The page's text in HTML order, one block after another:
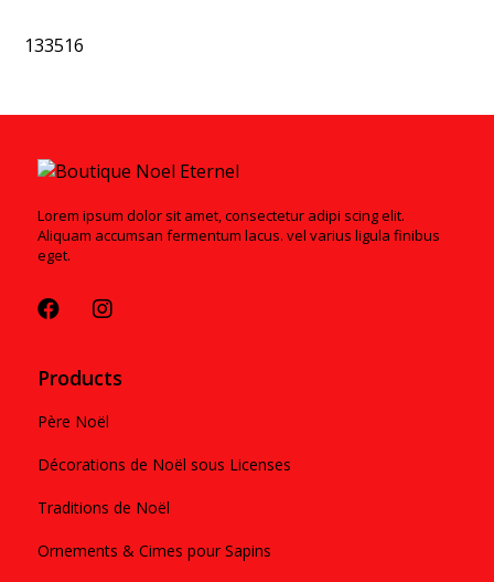
133516
Lorem ipsum dolor sit amet, consectetur adipi scing elit.
Aliquam accumsan fermentum lacus. vel varius ligula finibus
eget.
Products
Père Noël
Décorations de Noël sous Licenses
Traditions de Noël
Ornements & Cimes pour Sapins